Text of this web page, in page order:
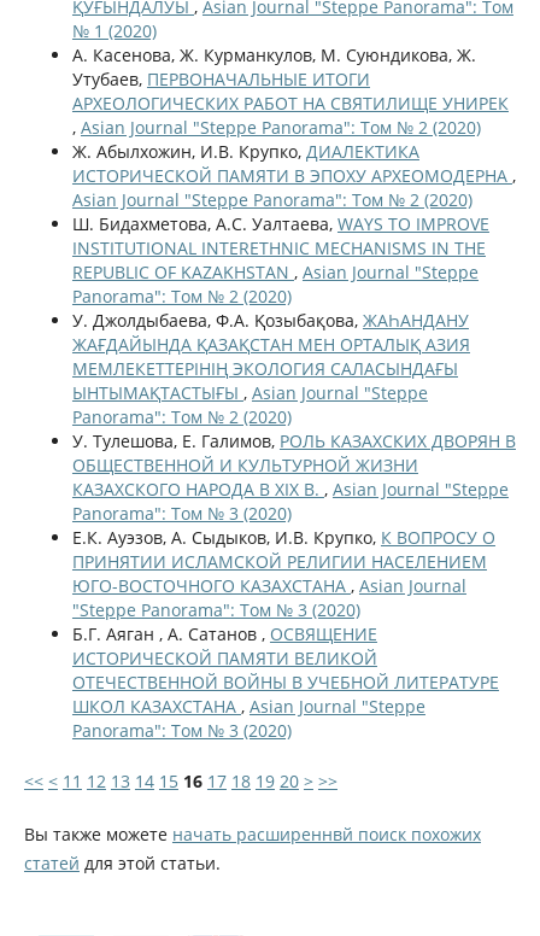
ҚУҒЫНДАЛУЫ , Asian Journal "Steppe Panorama": Том
№ 1 (2020)
А. Касенова, Ж. Курманкулов, М. Суюндикова, Ж.
Утубаев, ПЕРВОНАЧАЛЬНЫЕ ИТОГИ
АРХЕОЛОГИЧЕСКИХ РАБОТ НА СВЯТИЛИЩЕ УНИРЕК
, Asian Journal "Steppe Panorama": Том № 2 (2020)
Ж. Абылхожин, И.В. Крупко, ДИАЛЕКТИКА
ИСТОРИЧЕСКОЙ ПАМЯТИ В ЭПОХУ АРХЕОМОДЕРНА ,
Asian Journal "Steppe Panorama": Том № 2 (2020)
Ш. Бидахметова, А.С. Уалтаева, WAYS TO IMPROVE
INSTITUTIONAL INTERETHNIC MECHANISMS IN THE
REPUBLIC OF KAZAKHSTAN , Asian Journal "Steppe
Panorama": Том № 2 (2020)
У. Джолдыбаева, Ф.А. Қозыбақова, ЖАҺАНДАНУ
ЖАҒДАЙЫНДА ҚАЗАҚСТАН МЕН ОРТАЛЫҚ АЗИЯ
МЕМЛЕКЕТТЕРІНІҢ ЭКОЛОГИЯ САЛАСЫНДАҒЫ
ЫНТЫМАҚТАСТЫҒЫ , Asian Journal "Steppe
Panorama": Том № 2 (2020)
У. Тулешова, Е. Галимов, РОЛЬ КАЗАХСКИХ ДВОРЯН В
ОБЩЕСТВЕННОЙ И КУЛЬТУРНОЙ ЖИЗНИ
КАЗАХСКОГО НАРОДА В XIX В. , Asian Journal "Steppe
Panorama": Том № 3 (2020)
Е.К. Ауэзов, А. Сыдыков, И.В. Крупко, К ВОПРОСУ О
ПРИНЯТИИ ИСЛАМСКОЙ РЕЛИГИИ НАСЕЛЕНИЕМ
ЮГО-ВОСТОЧНОГО КАЗАХСТАНА , Asian Journal
"Steppe Panorama": Том № 3 (2020)
Б.Г. Аяган , А. Сатанов , ОСВЯЩЕНИЕ
ИСТОРИЧЕСКОЙ ПАМЯТИ ВЕЛИКОЙ
ОТЕЧЕСТВЕННОЙ ВОЙНЫ В УЧЕБНОЙ ЛИТЕРАТУРЕ
ШКОЛ КАЗАХСТАНА , Asian Journal "Steppe
Panorama": Том № 3 (2020)
<< < 11 12 13 14 15 16 17 18 19 20 > >>
Вы также можете начать расширеннвй поиск похожих
статей для этой статьи.